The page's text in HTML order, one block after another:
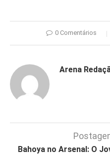
0 Comentários
Arena
Bahoya no Arsenal: O